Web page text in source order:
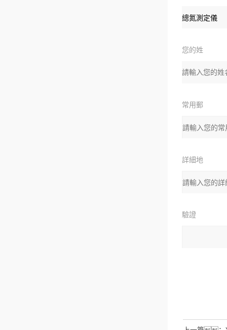
品：
您的姓
名：
常用郵
箱
詳細地
址：
驗證
如：三